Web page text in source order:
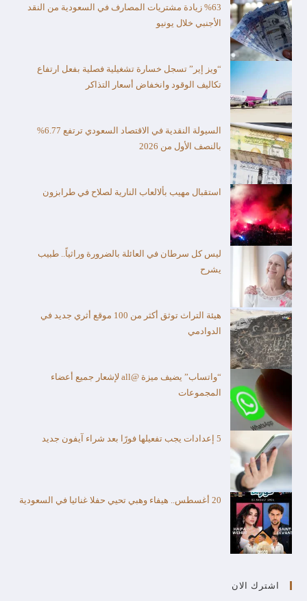
%63 زيادة مشتريات المصارف في السعودية من النقد
الأجنبي خلال يونيو
“ويز إير” تسجل خسارة تشغيلية فصلية بفعل ارتفاع
تكاليف الوقود وانخفاض أسعار التذاكر
السيولة النقدية في الاقتصاد السعودي ترتفع 6.77%
بالنصف الأول من 2026
استقبال مهيب بألالعاب النارية لصلاح في طرابزون
ليس كل سرطان في العائلة بالضرورة وراثياً.. طبيب
يشرح
هيئة التراث توثق أكثر من 100 موقع أثري جديد في
الدوادمي
“واتساب” يضيف ميزة @all لإشعار جميع أعضاء
المجموعات
5 إعدادات يجب تفعيلها فورًا بعد شراء آيفون جديد
20 أغسطس.. هيفاء وهبي تحيي حفلا غنائيا في السعودية
اشترك الان